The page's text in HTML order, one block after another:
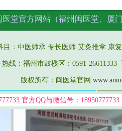
目：中医师承 专长医师 艾灸推拿 康
热线：福州市鼓楼区：0591-
版权所有：闽医堂官网
官方QQ与微信号：
医堂官方网站（福州闽医堂、厦